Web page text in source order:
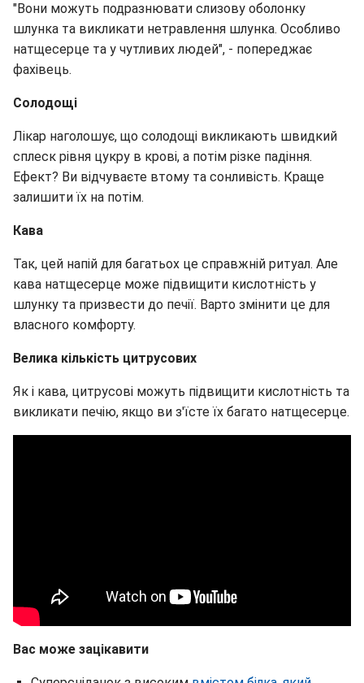
"Вони можуть подразнювати слизову оболонку
шлунка та викликати нетравлення шлунка. Особливо
натщесерце та у чутливих людей", - попереджає
фахівець.
Солодощі
Лікар наголошує, що солодощі викликають швидкий
сплеск рівня цукру в крові, а потім різке падіння.
Ефект? Ви відчуваєте втому та сонливість. Краще
залишити їх на потім.
Кава
Так, цей напій для багатьох це справжній ритуал. Але
кава натщесерце може підвищити кислотність у
шлунку та призвести до печії. Варто змінити це для
власного комфорту.
Велика кількість цитрусових
Як і кава, цитрусові можуть підвищити кислотність та
викликати печію, якщо ви з'їсте їх багато натщесерце.
Вас може зацікавити